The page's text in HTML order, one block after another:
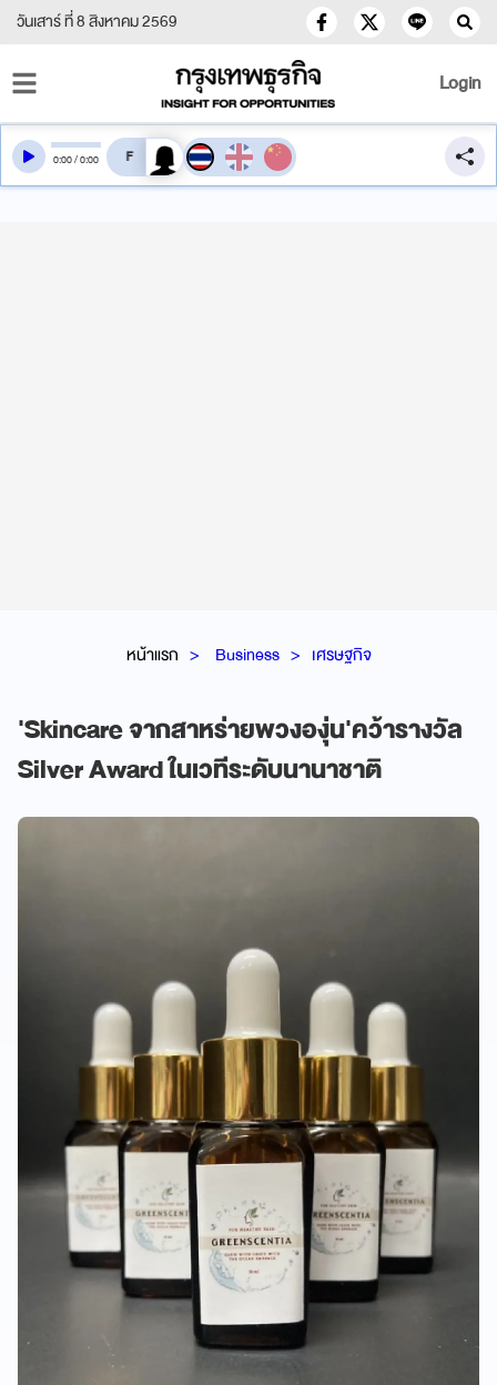
วันเสาร์ ที่ 8 สิงหาคม 2569
Login
หน้าแรก Business เศรษฐกิจ
'Skincare จากสาหร่ายพวงองุ่น'คว้ารางวัล
Silver Award ในเวทีระดับนานาชาติ
0:00/0:00 สลับเสียงอ่าน